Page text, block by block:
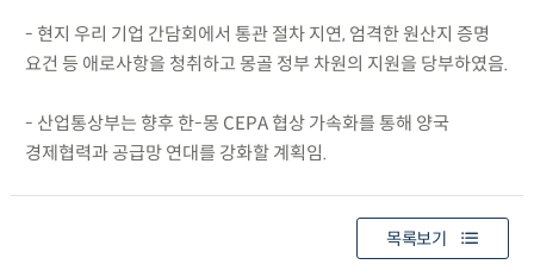
- 현지 우리 기업 간담회에서 통관 절차 지연, 엄격한 원산지 증명
요건 등 애로사항을 청취하고 몽골 정부 차원의 지원을 당부하였음.
- 산업통상부는 향후 한-몽 CEPA 협상 가속화를 통해 양국
경제협력과 공급망 연대를 강화할 계획임.
목록보기